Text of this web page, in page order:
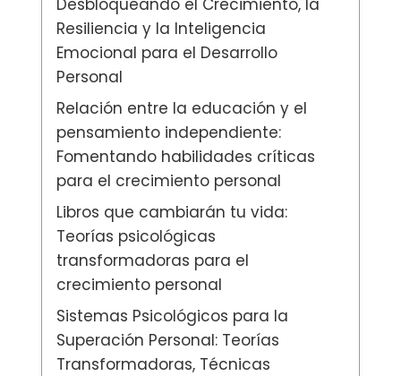
Resiliencia y la Inteligencia
Emocional para el Desarrollo
Personal
Relación entre la educación y el
pensamiento independiente:
Fomentando habilidades críticas
para el crecimiento personal
Libros que cambiarán tu vida:
Teorías psicológicas
transformadoras para el
crecimiento personal
Sistemas Psicológicos para la
Superación Personal: Teorías
Transformadoras, Técnicas